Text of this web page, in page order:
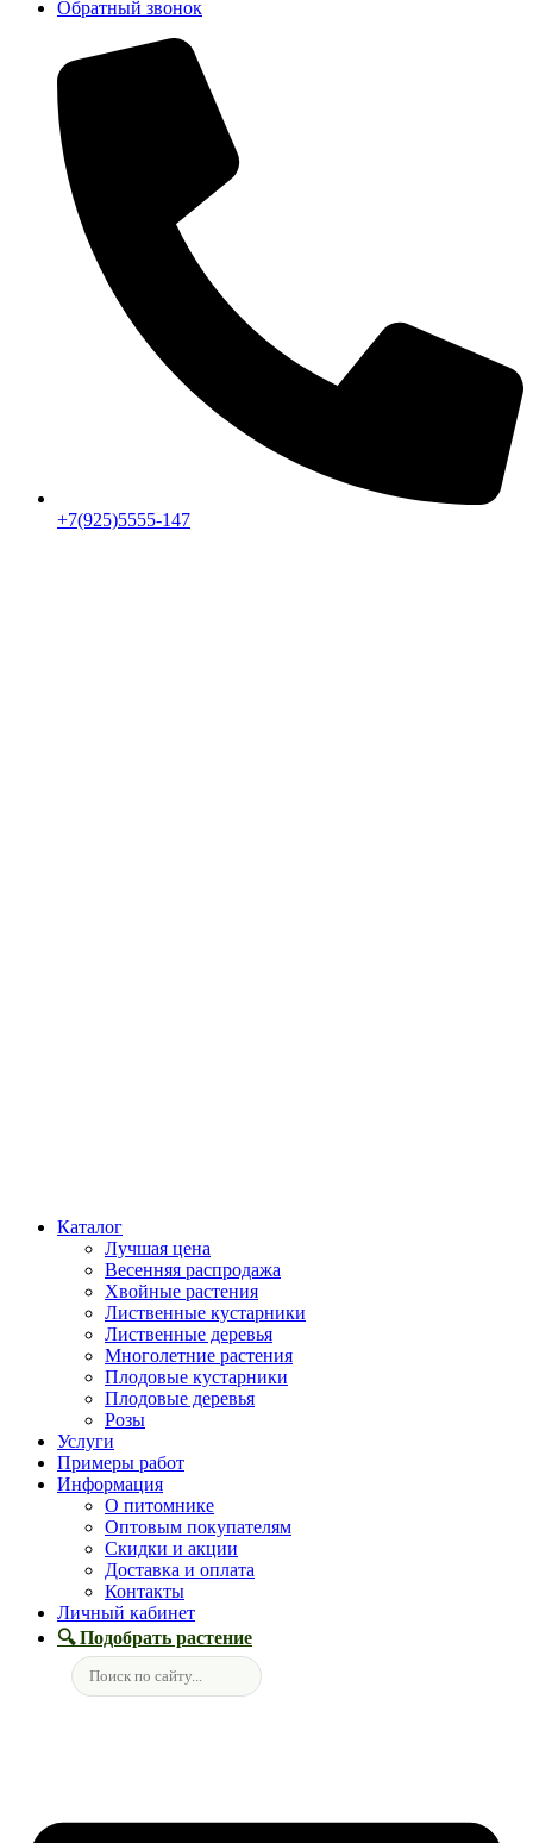
Обратный звонок
+7(925)5555-147
Каталог
Лучшая цена
Весенняя распродажа
Хвойные растения
Лиственные кустарники
Лиственные деревья
Многолетние растения
Плодовые кустарники
Плодовые деревья
Розы
Услуги
Примеры работ
Информация
О питомнике
Оптовым покупателям
Скидки и акции
Доставка и оплата
Контакты
Личный кабинет
🔍 Подобрать растение